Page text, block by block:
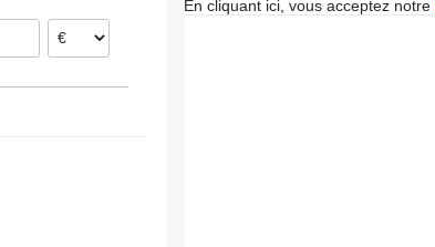
En cliquant ici, vous acceptez notre